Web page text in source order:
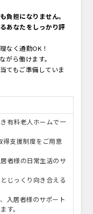
負担になりません。
あなたをしっかり評
なく通勤OK！
ら働けます。
てもご準備していま
有料老人ホームで一
支援制度をご用意
者様の日常生活のサ
じっくり向き合える
入居者様のサポート
す。